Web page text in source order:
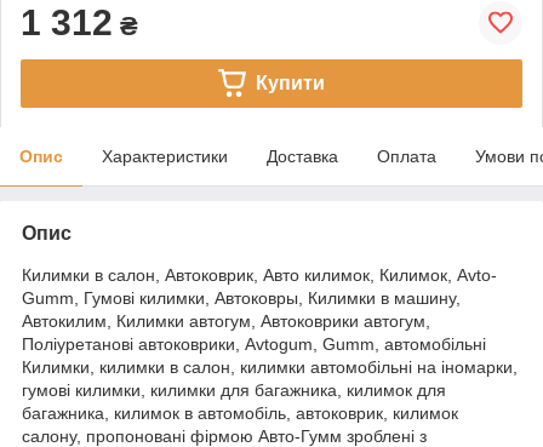
1 312 ₴
Купити
Опис Характеристики Доставка Оплата Умови
Опис
Килимки в салон, Автоковрик, Авто килимок, Килимок, Avto-
Gumm, Гумові килимки, Автоковры, Килимки в машину,
Автокилим, Килимки автогум, Автоковрики автогум,
Поліуретанові автоковрики, Avtogum, Gumm, автомобільні
Килимки, килимки в салон, килимки автомобільні на іномарки,
гумові килимки, килимки для багажника, килимок для
багажника, килимок в автомобіль, автоковрик, килимок
салону, пропоновані фірмою Авто-Гумм зроблені з